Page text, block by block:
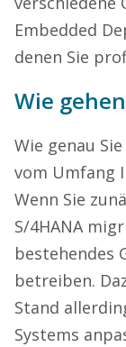
Embedded
denen Sie
Wie
Wie genau
vom Umfang
Wenn Sie
S/4HANA
bestehendes
betreiben.
Stand
Systems